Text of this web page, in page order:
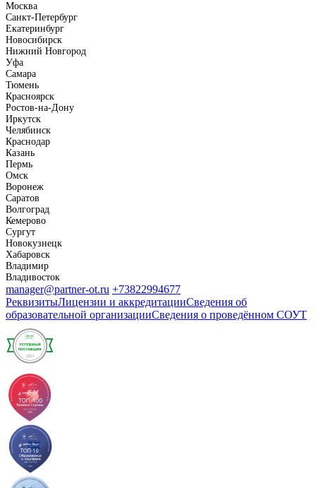
Москва
Санкт-Петербург
Екатеринбург
Новосибирск
Нижний Новгород
Уфа
Самара
Тюмень
Красноярск
Ростов-на-Дону
Иркутск
Челябинск
Краснодар
Казань
Пермь
Омск
Воронеж
Саратов
Волгоград
Кемерово
Сургут
Новокузнецк
Хабаровск
Владимир
Владивосток
manager@partner-ot.ru +73822994677
РеквизитыЛицензии и аккредитацииСведения об
образовательной организацииСведения о проведённом СОУТ